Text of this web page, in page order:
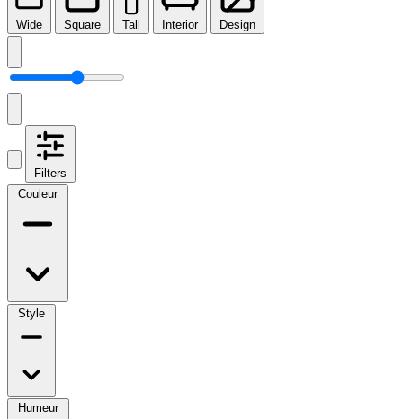
Wide Square Tall Interior Design
Filters
Couleur
Style
Humeur